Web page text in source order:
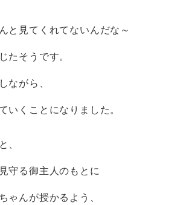
と見てくれてないんだな～
たそうです。
ながら、
いくことになりました。
、
守る御主人のもとに
ゃんが授かるよう、